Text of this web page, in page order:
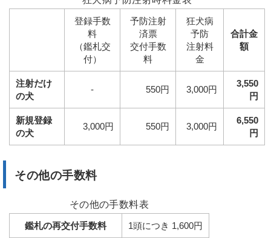
登録手数
料
（鑑札交
付）
予防注射
済票
交付手数
料
狂犬病
予防
注射料
金
合計金
額
注射だけ
の犬
- 550円 3,000円
3,550
円
新規登録
の犬
3,000円 550円 3,000円
6,550
円
その他の手数料
その他の手数料表
鑑札の再交付手数料 1頭につき 1,600円